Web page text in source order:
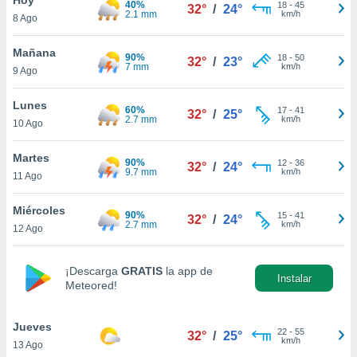
y
en
más
de
cookies
aceptar
8 Ago
40%
2.1 mm
32° / 24° 18- 45
km/h
Mañana
9 Ago
90%
7 mm
32° / 23° 18- 50
km/h
Lunes
10 Ago
60%
2.7 mm
32° / 25° 17- 41
km/h
Martes
11 Ago
90%
9.7 mm
32° / 24° 12- 36
km/h
Miércoles
12 Ago
90%
2.7 mm
32° / 24° 15- 41
km/h
¡Descarga GRATIS la app de
Meteored!
Instalar
Jueves
13 Ago
32° / 25° 22- 55
km/h